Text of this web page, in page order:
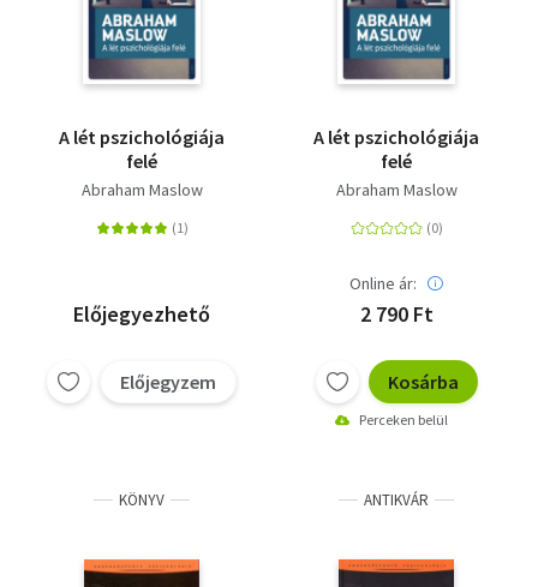
Történelem
A lét pszichológiája
felé
Abraham Maslow
Előjegyezhető
Előjegyzem
A lét pszichológiája
felé
Abraham Maslow
Online ár:
2 790 Ft
Kosárba
Perceken belül
KÖNYV ANTIKVÁR